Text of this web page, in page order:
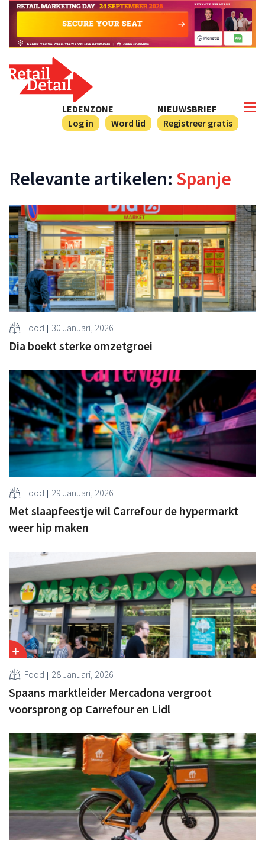
NIEUWSBRIEF
Registreer gratis
LEDENZONE
Log in
Word lid
Relevante artikelen: Spanje
Food 30 Januari, 2026
Dia boekt sterke omzetgroei
Food 29 Januari, 2026
Met slaapfeestje wil Carrefour de hypermarkt
weer hip maken
Food 28 Januari, 2026
Spaans marktleider Mercadona vergroot
voorsprong op Carrefour en Lidl